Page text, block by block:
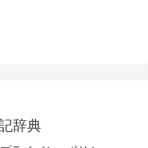
辞典